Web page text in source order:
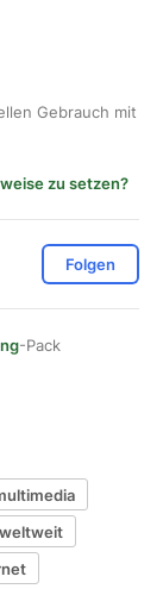
Gebrauch mit
zu setzen?
Folgen
-Pack
weltweit